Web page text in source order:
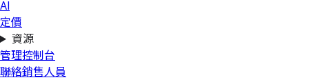
AI
定價
資源
管理控制台
聯絡銷售人員